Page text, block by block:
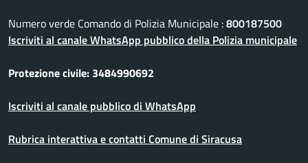
Numero verde Comando di Polizia Municipale :800187500
Iscriviti al canale WhatsApp pubblico della Polizia municipale
Protezione civile: 3484990692
Iscriviti al canale pubblico di WhatsApp
Rubrica interattiva e contatti Comune di Siracusa